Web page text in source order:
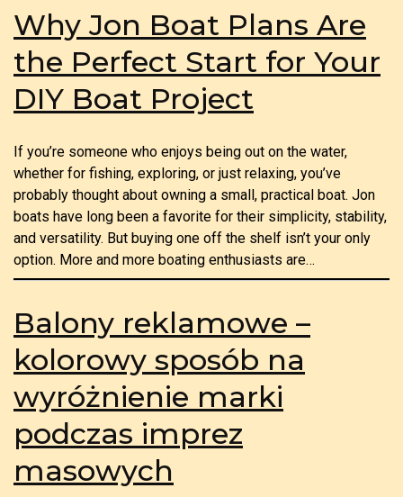
Why Jon Boat Plans Are
the Perfect Start for Your
DIY Boat Project
If you’re someone who enjoys being out on the water,
whether for fishing, exploring, or just relaxing, you’ve
probably thought about owning a small, practical boat. Jon
boats have long been a favorite for their simplicity, stability,
and versatility. But buying one off the shelf isn’t your only
option. More and more boating enthusiasts are…
Balony reklamowe –
kolorowy sposób na
wyróżnienie marki
podczas imprez
masowych